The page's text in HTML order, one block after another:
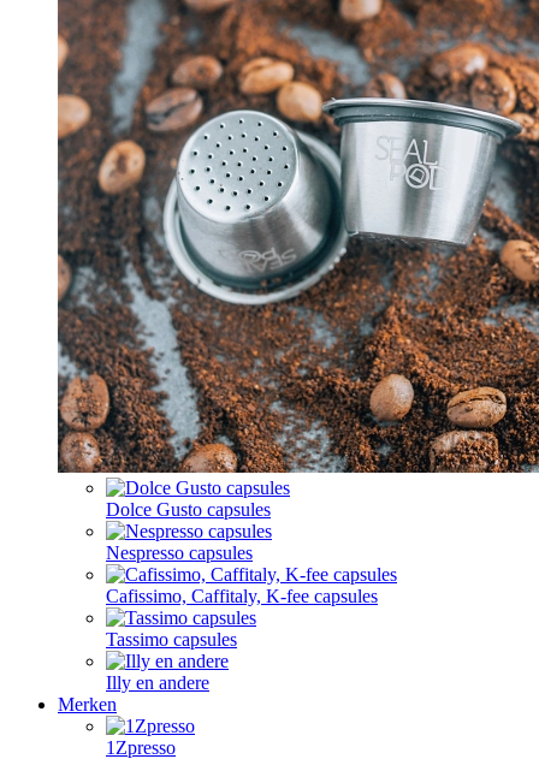
Dolce Gusto capsules
Nespresso capsules
Cafissimo, Caffitaly, K-fee capsules
Tassimo capsules
Illy en andere
Merken
1Zpresso